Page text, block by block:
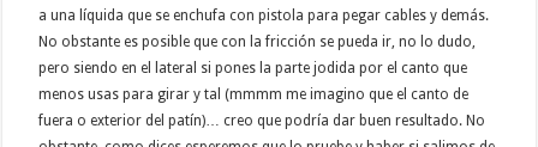
a una líquida que se enchufa con pistola para pegar cables y demás.
No obstante es posible que con la fricción se pueda ir, no lo dudo,
pero siendo en el lateral si pones la parte jodida por el canto que
menos usas para girar y tal (mmmm me imagino que el canto de
fuera o exterior del patín)… creo que podría dar buen resultado. No